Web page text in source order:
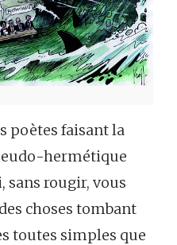
poètes faisant la
hermétique
sans rougir, vous
choses tombant
toutes simples que